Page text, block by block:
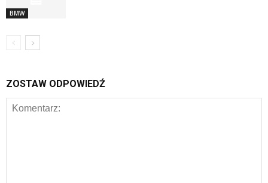
BMW
ZOSTAW ODPOWIEDŹ